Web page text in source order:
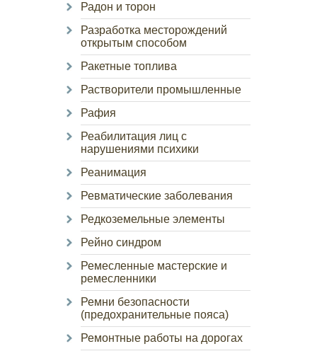
Радон и торон
Разработка месторождений
открытым способом
Ракетные топлива
Растворители промышленные
Рафия
Реабилитация лиц с
нарушениями психики
Реанимация
Ревматические заболевания
Редкоземельные элементы
Рейно синдром
Ремесленные мастерские и
ремесленники
Ремни безопасности
(предохранительные пояса)
Ремонтные работы на дорогах